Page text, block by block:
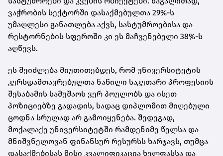
ვაჭრობის სექტორში დასაქმებულთა 29%-ს
უმაღლესი განათლება აქვს, სასტუმროებისა და
რესტორნების სფეროში კი ეს მაჩვენებელი 38%-ს
აღწევს.
ეს შეიძლება მიუთითებდეს, რომ უნივერსიტეტის
კურსდამთავრებულთა ნაწილი საკუთარი პროფესიის
შესაბამის სამუშაოს ვერ პოულობს და ისეთ
პოზიციებზე გადადის, სადაც დიპლომით მიღებული
ცოდნა სრულად არ გამოიყენება. შედეგად,
მოქალაქე უნივერსიტეტში რამდენიმე წელსა და
მნიშვნელოვან ფინანსურ რესურსს ხარჯავს, თუმცა
დასაქმებისას მისი კვალიფიკაცია ხელფასსა და